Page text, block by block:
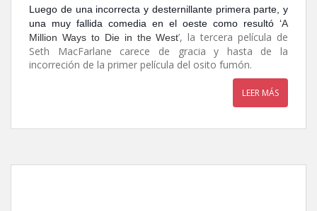
Luego de una incorrecta y desternillante primera parte, y
una muy fallida comedia en el oeste como resultó ‘A
Million Ways to Die in the West’, la tercera película de
Seth MacFarlane carece de gracia y hasta de la
incorreción de la primer película del osito fumón.
LEER MÁS